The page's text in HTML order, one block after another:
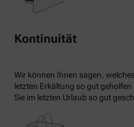
Kontinuität
Wir können Ihnen sagen,
letzten Erkältung so gut
Sie im letzten Urlaub so gut